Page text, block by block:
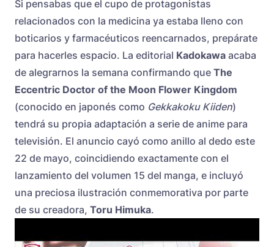
Si pensabas que el cupo de protagonistas
relacionados con la medicina ya estaba lleno con
boticarios y farmacéuticos reencarnados, prepárate
para hacerles espacio. La editorial Kadokawa acaba
de alegrarnos la semana confirmando que The
Eccentric Doctor of the Moon Flower Kingdom
(conocido en japonés como Gekkakoku Kiiden)
tendrá su propia adaptación a serie de anime para
televisión. El anuncio cayó como anillo al dedo este
22 de mayo, coincidiendo exactamente con el
lanzamiento del volumen 15 del manga, e incluyó
una preciosa ilustración conmemorativa por parte
de su creadora, Toru Himuka.